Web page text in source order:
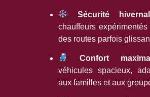
Sécurité
chauffeurs expérimentés
des routes parfois
Confort maximal
véhicules spacieux,
aux familles et aux